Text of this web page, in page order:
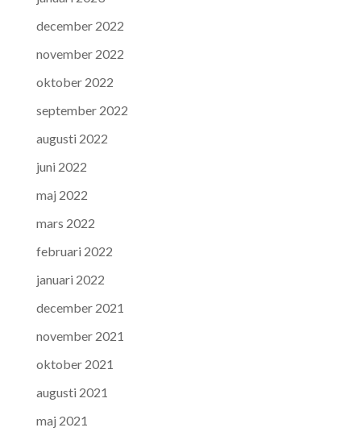
december 2022
november 2022
oktober 2022
september 2022
augusti 2022
juni 2022
maj 2022
mars 2022
februari 2022
januari 2022
december 2021
november 2021
oktober 2021
augusti 2021
maj 2021